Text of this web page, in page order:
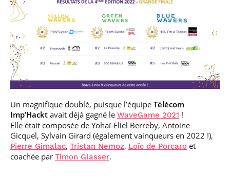
Un magnifique doublé, puisque l’équipe Télécom
Imp’Hackt avait déjà gagné le WaveGame 2021 !
Elle était composée de Yohaï-Eliel Berreby, Antoine
Gicquel, Sylvain Girard (également vainqueurs en 2022 !),
Pierre Gimalac, Tristan Nemoz, Loïc de Porcaro et
coachée par Timon Glasser.